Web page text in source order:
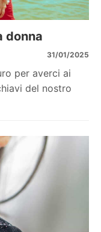
donna
31/01/2025
per averci ai
del nostro